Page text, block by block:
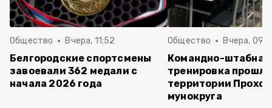
Общество Вчера, 11:52
Белгородские спортсмены
завоевали 362 медали с
начала 2026 года
Общество Вчера,
Командно-штабная
тренировка
территории
мунокруга